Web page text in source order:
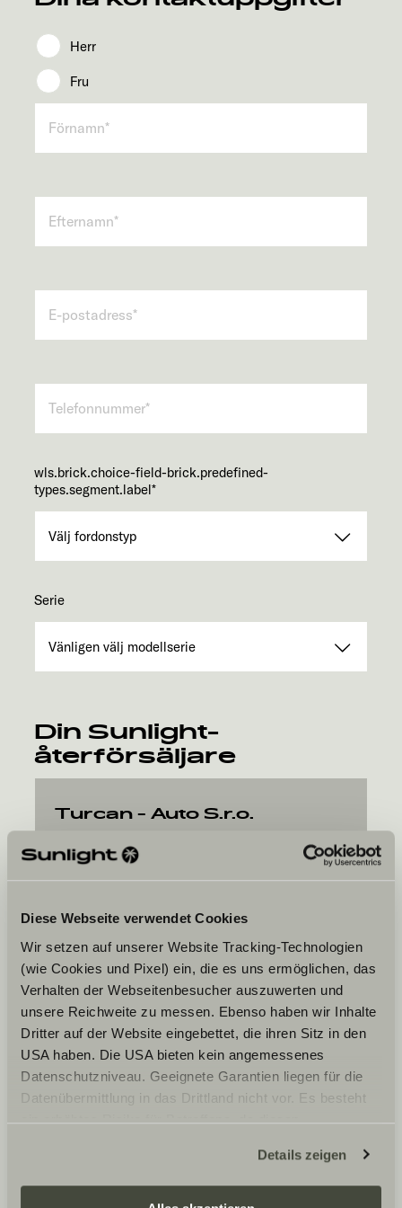
Diese Webseite verwendet Cookies
Wir setzen auf unserer Website Tracking-Technologien
(wie Cookies und Pixel) ein, die es uns ermöglichen, das
Verhalten der Webseitenbesucher auszuwerten und
unsere Reichweite zu messen. Ebenso haben wir Inhalte
Dritter auf der Website eingebettet, die ihren Sitz in den
USA haben. Die USA bieten kein angemessenes
Datenschutzniveau. Geeignete Garantien liegen für die
Datenübermittlung in das Drittland nicht vor. Es besteht
ein erhöhtes Risiko für Betroffene, da diesen
zustehen. Eingesetzte Dienstleister können Daten für
eigene Zwecke verarbeiten und mit anderen Daten
Details zeigen
Herr
Fru
wls.brick.choice-field-brick.predefined-
types.segment.label*
Serie
Din Sunlight-
återförsäljare
Turcan - Auto S.r.o.
Kračiny 6
Ditt önskade datum
Datum
Jag godkänner att Sunlight GmbH vidarebefordrar